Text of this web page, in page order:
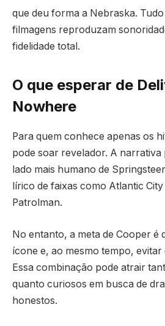
que deu forma a Nebraska.
filmagens reproduzam
fidelidade total.
O que esperar de
Nowhere
Para quem conhece apenas os
pode soar revelador. A
lado mais humano de
lírico de faixas como Atlantic
Patrolman.
No entanto, a meta de Cooper é
ícone e, ao mesmo tempo,
Essa combinação pode atrair
quanto curiosos em busca de
honestos.